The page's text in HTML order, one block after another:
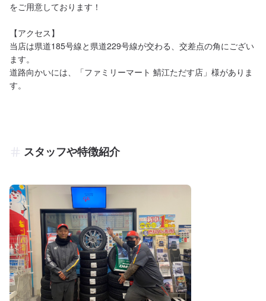
をご用意しております！
【アクセス】
当店は県道185号線と県道229号線が交わる、交差点の角にござい
ます。
道路向かいには、「ファミリーマート 鯖江ただす店」様がありま
す。
スタッフや特徴紹介